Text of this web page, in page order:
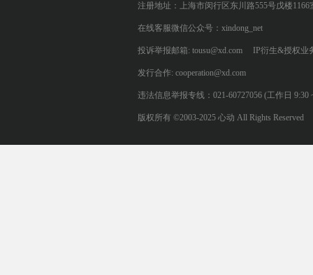
注册地址：上海市闵行区东川路555号戊楼1166
在线客服微信公众号：xindong_net
投诉举报邮箱: tousu@xd.com IP衍生&授权业
发行合作: cooperation@xd.com
违法信息举报专线：021-60727056 (工作日 9:30
版权所有 ©2003-2025 心动 All Rights Reserved